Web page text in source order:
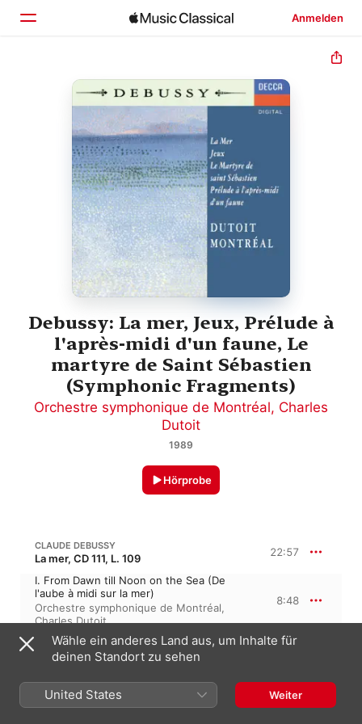
Anmelden
Startseite
Entdecken
Suchen
Debussy: La mer, Jeux, Prélude à
l'après-midi d'un faune, Le
martyre de Saint Sébastien
(Symphonic Fragments)
Orchestre symphonique de Montréal, Charles
Dutoit
1989
Hörprobe
CLAUDE DEBUSSY
La mer, CD 111, L. 109 22:57
I. From Dawn till Noon on the Sea (De
l'aube à midi sur la mer)
Orchestre symphonique de Montréal,
Charles Dutoit
8:48
II. Play of the Waves (Jeux de vagues)
Orchestre symphonique de Montréal
Charles Dutoit
6:11
(Dialogue du vent et de la mer)
Orchestre symphonique de Montréal
7:57
Wähle ein anderes Land aus, um Inhalte für
deinen Standort zu sehen
United States Weiter